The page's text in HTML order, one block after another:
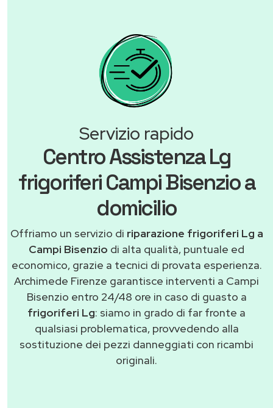
Servizio rapido
Centro Assistenza Lg
frigoriferi Campi Bisenzio a
domicilio
Offriamo un servizio di riparazione frigoriferi Lg a
Campi Bisenzio di alta qualità, puntuale ed
economico, grazie a tecnici di provata esperienza.
Archimede Firenze garantisce interventi a Campi
Bisenzio entro 24/48 ore in caso di guasto a
frigoriferi Lg: siamo in grado di far fronte a
qualsiasi problematica, provvedendo alla
sostituzione dei pezzi danneggiati con ricambi
originali.